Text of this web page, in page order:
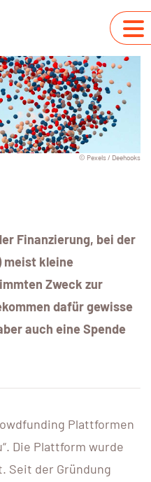
© Pexels / Deehooks
Finanzierung, bei der
meist kleine
Zweck zur
dafür gewisse
auch eine Spende
Plattformen
Die Plattform wurde
Seit der Gründung